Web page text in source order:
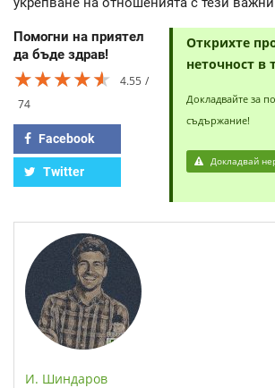
Помогни на приятел
да бъде здрав!
★★★★★
★★★★★
★★★★★
4.55
74
Facebook
Twitter
Открихте
неточност в
Докладвайте за
съдържание!
Докладвай
И. Шиндаров